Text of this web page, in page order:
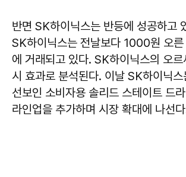
반면 SK하이닉스는 반등에 성공하고
SK하이닉스는 전날보다 1000원 오
에 거래되고 있다. SK하이닉스의 오
시 효과로 분석된다. 이날 SK하이닉스
선보인 소비자용 솔리드 스테이트 드
라인업을 추가하며 시장 확대에 나선